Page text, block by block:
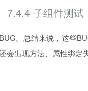
7.4.4 子组件测试
。总结来说，这些
会出现方法、属性绑